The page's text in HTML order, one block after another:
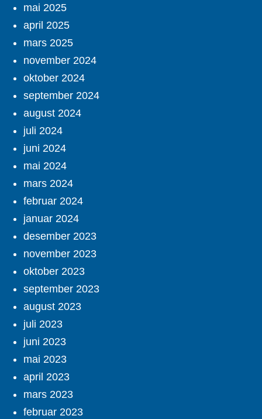
mai 2025
april 2025
mars 2025
november 2024
oktober 2024
september 2024
august 2024
juli 2024
juni 2024
mai 2024
mars 2024
februar 2024
januar 2024
desember 2023
november 2023
oktober 2023
september 2023
august 2023
juli 2023
juni 2023
mai 2023
april 2023
mars 2023
februar 2023